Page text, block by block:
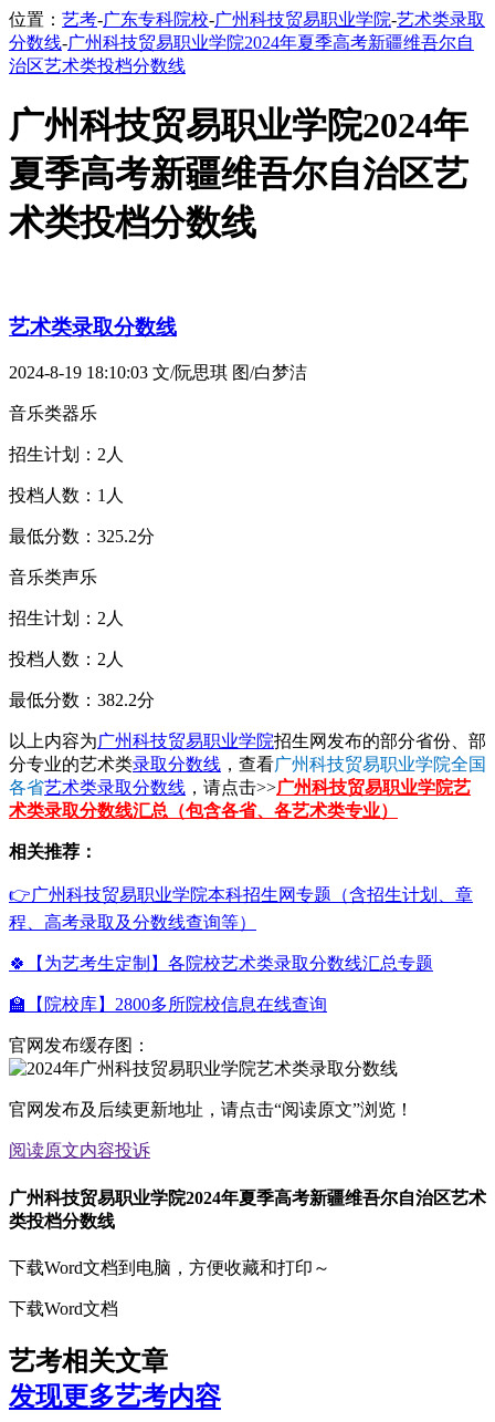
位置： 艺考-广东专科院校-广州科技贸易职业学院-艺术类录取
分数线-广州科技贸易职业学院2024年夏季高考新疆维吾尔自
治区艺术类投档分数线
广州科技贸易职业学院2024年
夏季高考新疆维吾尔自治区艺
术类投档分数线
艺术类录取分数线
2024-8-19 18:10:03 文/阮思琪 图/白梦洁
音乐类器乐
招生计划：2人
投档人数：1人
最低分数：325.2分
音乐类声乐
招生计划：2人
投档人数：2人
最低分数：382.2分
以上内容为广州科技贸易职业学院招生网发布的部分省份、部
分专业的艺术类录取分数线 ，查看广州科技贸易职业学院全国
各省艺术类录取分数线 ，请点击>>广州科技贸易职业学院艺
术类录取分数线汇总（包含各省、各艺术类专业）
相关推荐：
👉广州科技贸易职业学院本科招生网专题（含招生计划、章
程、高考录取及分数线查询等）
🍀【为艺考生定制】各院校艺术类录取分数线汇总专题
🏫【院校库】2800多所院校信息在线查询
官网发布缓存图：
官网发布及后续更新地址，请点击“阅读原文”浏览！
阅读原文内容投诉
广州科技贸易职业学院2024年夏季高考新疆维吾尔自治区艺术
类投档分数线
下载Word文档到电脑，方便收藏和打印～
下载Word文档
艺考相关文章
发现更多艺考内容